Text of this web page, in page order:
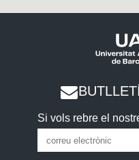
Si vols rebre el